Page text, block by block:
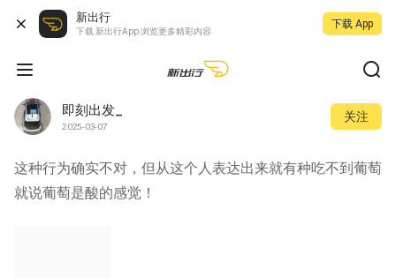
新出行
下载 新出行App 浏览更多精彩内容
下载 App
即刻出发_
2025-03-07
关注
这种行为确实不对，但从这个人表达出来就有种吃不到葡萄
就说葡萄是酸的感觉！